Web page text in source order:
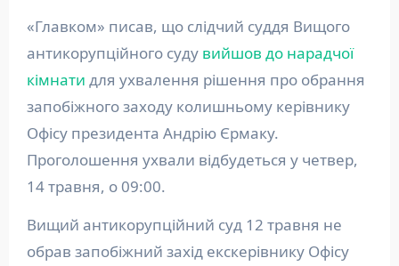
«Главком» писав, що слідчий суддя Вищого
антикорупційного суду вийшов до нарадчої
кімнати для ухвалення рішення про обрання
запобіжного заходу колишньому керівнику
Офісу президента Андрію Єрмаку.
Проголошення ухвали відбудеться у четвер,
14 травня, о 09:00.
Вищий антикорупційний суд 12 травня не
обрав запобіжний захід екскерівнику Офісу